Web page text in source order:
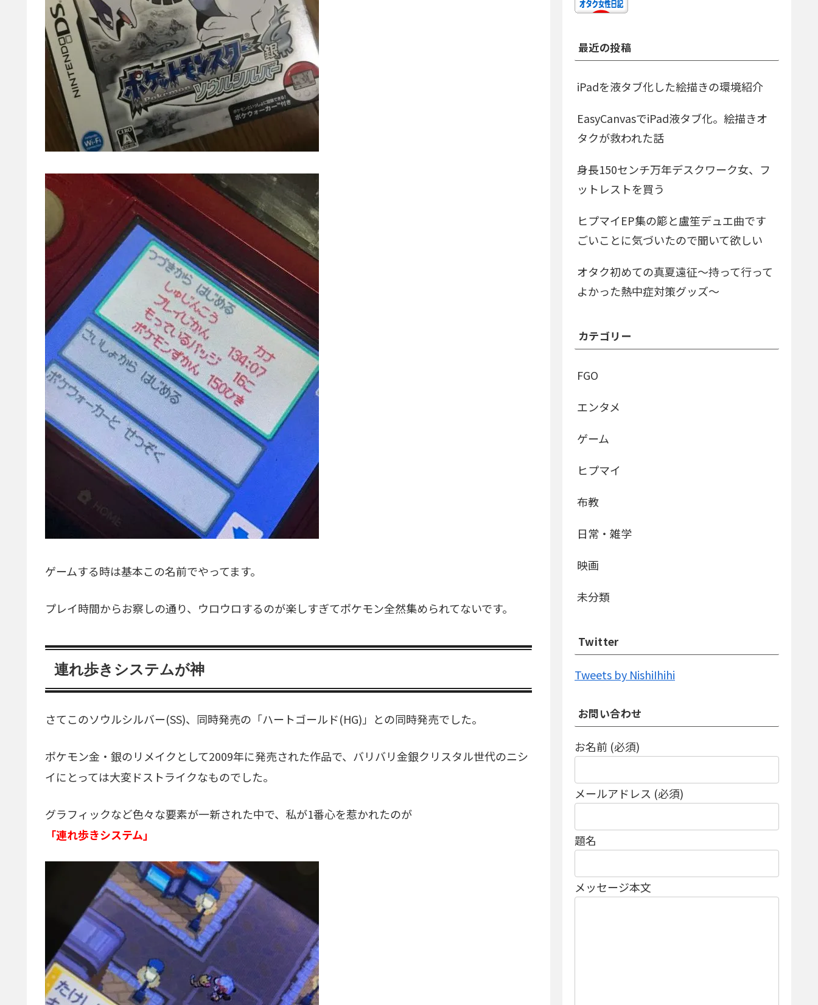
ゲームする時は基本この名前でやってます。
プレイ時間からお察しの通り、ウロウロするのが楽しすぎてポケモン全然集められてないです。
連れ歩きシステムが神
さてこのソウルシルバー(SS)、同時発売の「ハートゴールド(HG)」との同時発売でした。
ポケモン金・銀のリメイクとして2009年に発売された作品で、バリバリ金銀クリスタル世代のニシ
イにとっては大変ドストライクなものでした。
グラフィックなど色々な要素が一新された中で、私が1番心を惹かれたのが
「連れ歩きシステム」
最近の投稿
iPadを液タブ化した絵描きの環境紹介
EasyCanvasでiPad液タブ化。絵描きオ
タクが救われた話
身長150センチ万年デスクワーク女、フ
ットレストを買う
ヒプマイEP集の簓と盧笙デュエ曲です
ごいことに気づいたので聞いて欲しい
オタク初めての真夏遠征～持って行って
よかった熱中症対策グッズ～
カテゴリー
FGO
エンタメ
ゲーム
ヒプマイ
布教
日常・雑学
映画
未分類
Twitter
Tweets by NishiIhihi
お問い合わせ
お名前 (必須)
メールアドレス (必須)
題名
メッセージ本文